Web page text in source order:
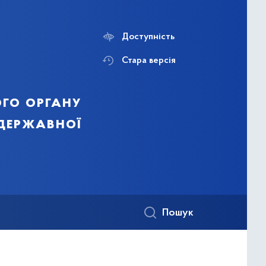
органу
Доступність
Стара версія
Пошук